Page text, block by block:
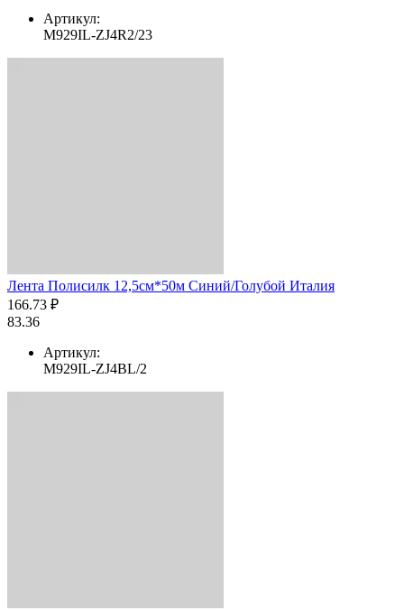
Артикул:
M929IL-ZJ4R2/23
Лента Полисилк 12,5см*50м Синий/Голубой Италия
166.73 ₽
83.36
Артикул:
M929IL-ZJ4BL/2